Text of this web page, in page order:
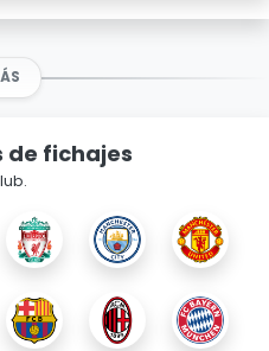
de fichajes